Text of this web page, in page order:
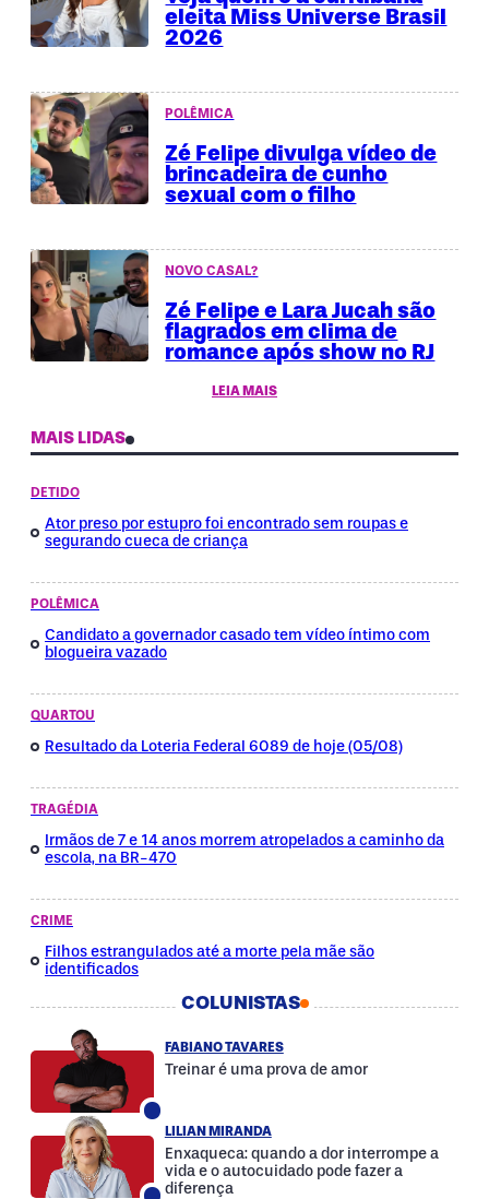
eleita Miss Universe Brasil
2026
POLÊMICA
Zé Felipe divulga vídeo de
brincadeira de cunho
sexual com o filho
NOVO CASAL?
Zé Felipe e Lara Jucah são
flagrados em clima de
romance após show no RJ
LEIA MAIS
MAIS LIDAS
DETIDO
Ator preso por estupro foi encontrado sem roupas e
segurando cueca de criança
POLÊMICA
Candidato a governador casado tem vídeo íntimo com
blogueira vazado
QUARTOU
Resultado da Loteria Federal 6089 de hoje (05/08)
TRAGÉDIA
Irmãos de 7 e 14 anos morrem atropelados a caminho da
escola, na BR-470
CRIME
Filhos estrangulados até a morte pela mãe são
identificados
COLUNISTAS
FABIANO TAVARES
Treinar é uma prova de amor
LILIAN MIRANDA
Enxaqueca: quando a dor interrompe a
vida e o autocuidado pode fazer a
diferença